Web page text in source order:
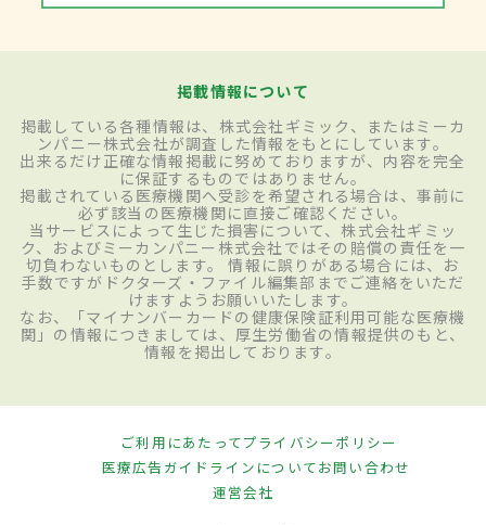
掲載情報について
掲載している各種情報は、株式会社ギミック、またはミーカ
ンパニー株式会社が調査した情報をもとにしています。
出来るだけ正確な情報掲載に努めておりますが、内容を完全
に保証するものではありません。
掲載されている医療機関へ受診を希望される場合は、事前に
必ず該当の医療機関に直接ご確認ください。
当サービスによって生じた損害について、株式会社ギミッ
ク、およびミーカンパニー株式会社ではその賠償の責任を一
切負わないものとします。 情報に誤りがある場合には、お
手数ですがドクターズ・ファイル編集部までご連絡をいただ
けますようお願いいたします。
なお、「マイナンバーカードの健康保険証利用可能な医療機
関」の情報につきましては、厚生労働省の情報提供のもと、
情報を掲出しております。
ご利用にあたってプライバシーポリシー
医療広告ガイドラインについてお問い合わせ
運営会社